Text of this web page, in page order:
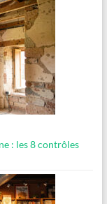
: les 8 contrôles